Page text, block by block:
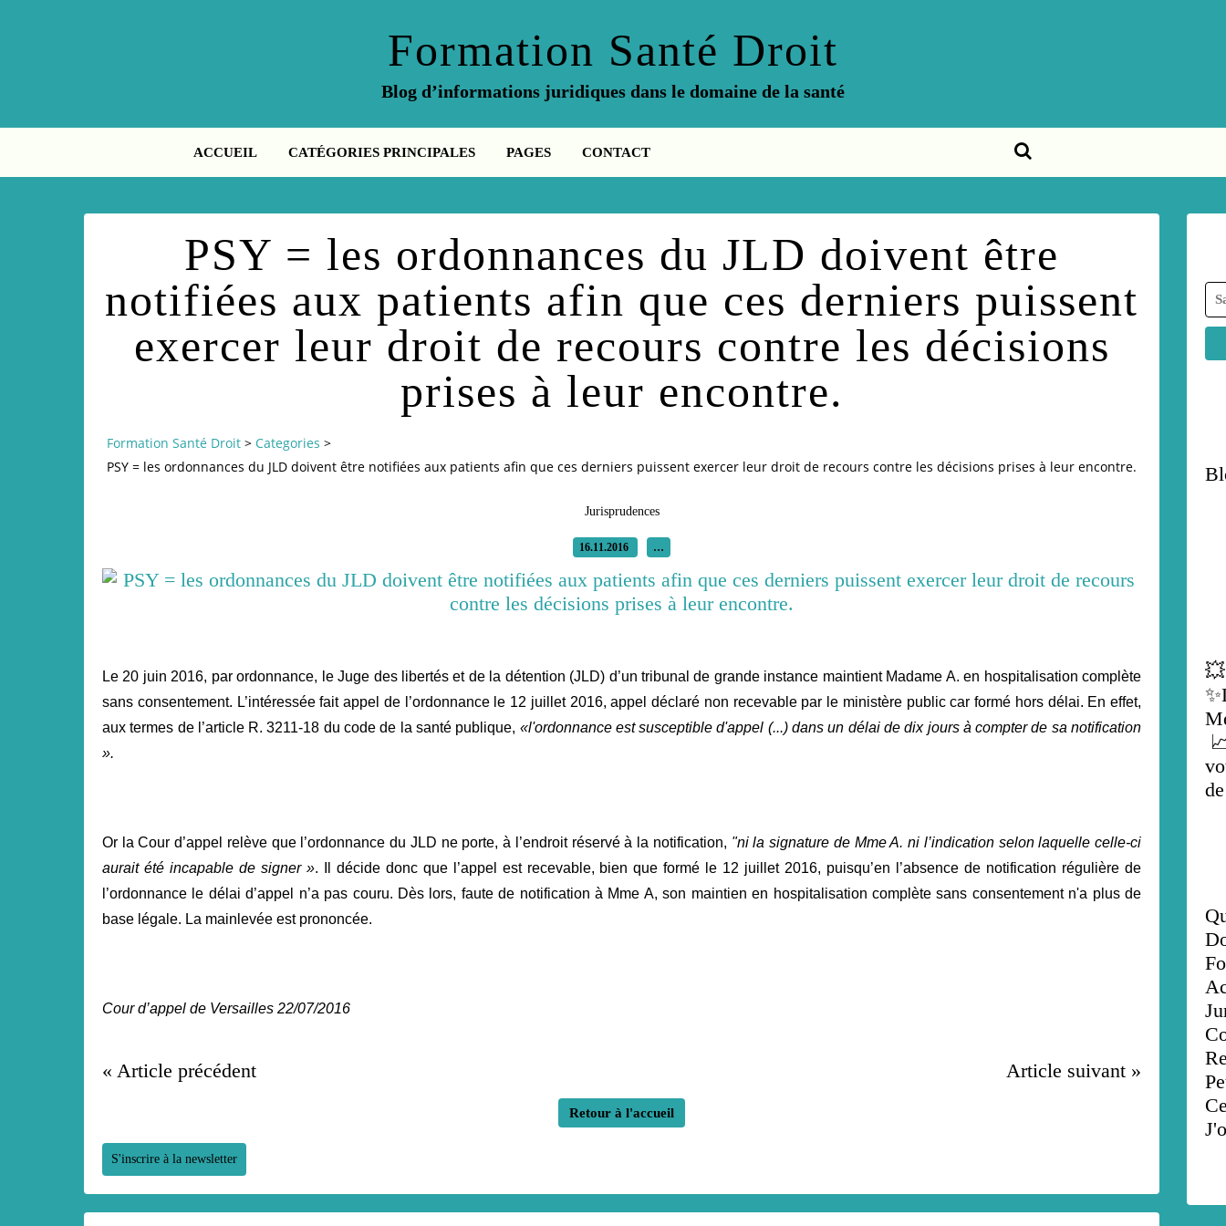
Formation Santé Droit
Blog d’informations juridiques dans le domaine de la santé
ACCUEIL CATÉGORIES PRINCIPALES PAGES CONTACT
PSY = les ordonnances du JLD doivent être
notifiées aux patients afin que ces derniers puissent
exercer leur droit de recours contre les décisions
prises à leur encontre.
Formation Santé Droit > Categories >
PSY = les ordonnances du JLD doivent être notifiées aux patients afin que ces derniers puissent exercer leur droit de recours contre les décisions prises à leur encontre.
Jurisprudences
16.11.2016 …
Le 20 juin 2016, par ordonnance, le Juge des libertés et de la détention (JLD) d’un tribunal de grande instance maintient Madame A. en hospitalisation complète
sans consentement. L’intéressée fait appel de l’ordonnance le 12 juillet 2016, appel déclaré non recevable par le ministère public car formé hors délai. En effet,
aux termes de l’article R. 3211-18 du code de la santé publique, «l'ordonnance est susceptible d'appel (...) dans un délai de dix jours à compter de sa notification
».
Or la Cour d’appel relève que l’ordonnance du JLD ne porte, à l’endroit réservé à la notification, "ni la signature de Mme A. ni l’indication selon laquelle celle-ci
aurait été incapable de signer ». Il décide donc que l’appel est recevable, bien que formé le 12 juillet 2016, puisqu’en l’absence de notification régulière de
l’ordonnance le délai d’appel n’a pas couru. Dès lors, faute de notification à Mme A, son maintien en hospitalisation complète sans consentement n'a plus de
base légale. La mainlevée est prononcée.
Cour d’appel de Versailles 22/07/2016
« Article précédent Article suivant »
Retour à l'accueil
S'inscrire à la newsletter